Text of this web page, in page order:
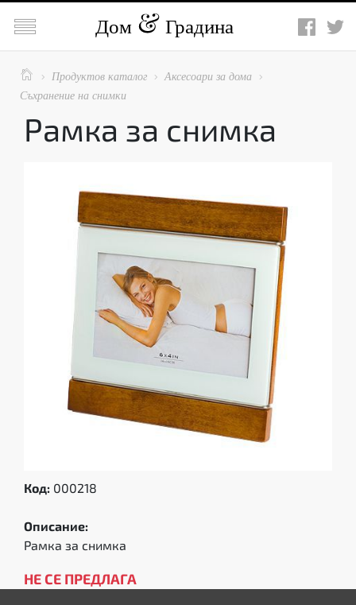
 Дом Градина
  Продуктов каталог  Аксесоари за дома 
Съхранение на снимки
Рамка за снимка
Код: 000218
Описание:
Рамка за снимка
НЕ СЕ ПРЕДЛАГА